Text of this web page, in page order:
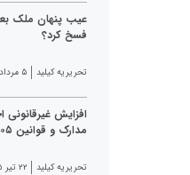
عیب پنهان ملک
فسخ کرد؟
تحریریه کیلید ۵ مرداد ۱۴۰۵
افزایش غیرقانونی
مدارک و قوانین ۱۴۰۵
تحریریه کیلید ۲۲ تیر ۱۴۰۵